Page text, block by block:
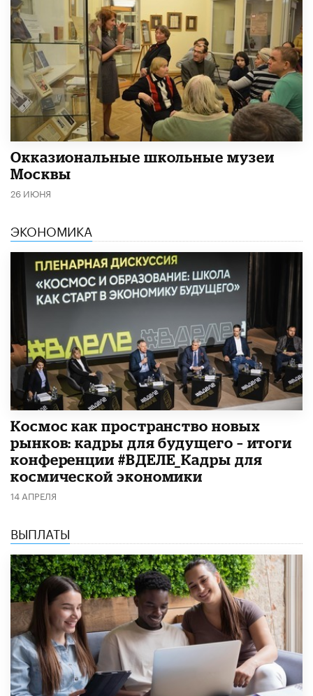
​Окказиональные школьные музеи
Москвы
26 ИЮНЯ
ЭКОНОМИКА
Космос как пространство новых
рынков: кадры для будущего – итоги
конференции #ВДЕЛЕ_Кадры для
космической экономики
14 АПРЕЛЯ
ВЫПЛАТЫ